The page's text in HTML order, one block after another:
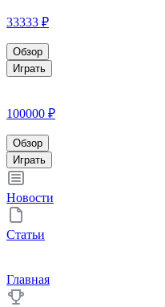
33333 ₽
Обзор
Играть
100000 ₽
Обзор
Играть
Новости
Статьи
Главная